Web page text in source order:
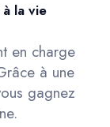
la vie
en charge
à une
gagnez